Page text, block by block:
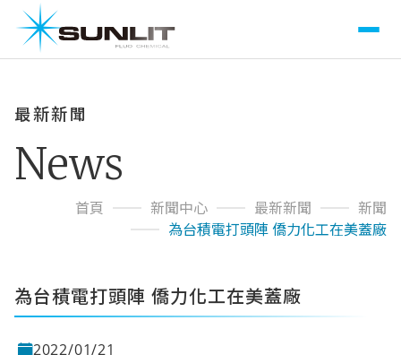
最新新聞
News
首頁 新聞中心 最新新聞
新聞
為台積電打頭陣 僑力化工在美蓋廠
為台積電打頭陣 僑力化工在美蓋廠
2022/01/21